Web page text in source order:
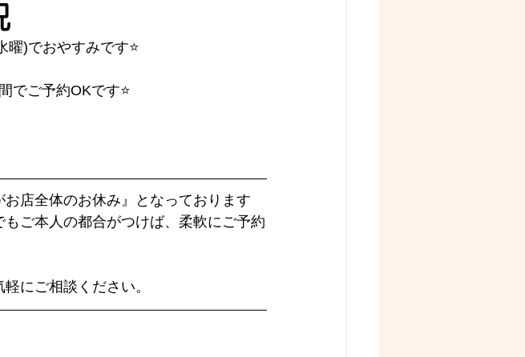
曜)でおやすみです⭐️
でご予約OKです⭐️
店全体のお休み』となっております
ご本人の都合がつけば、柔軟にご予約
にご相談ください。